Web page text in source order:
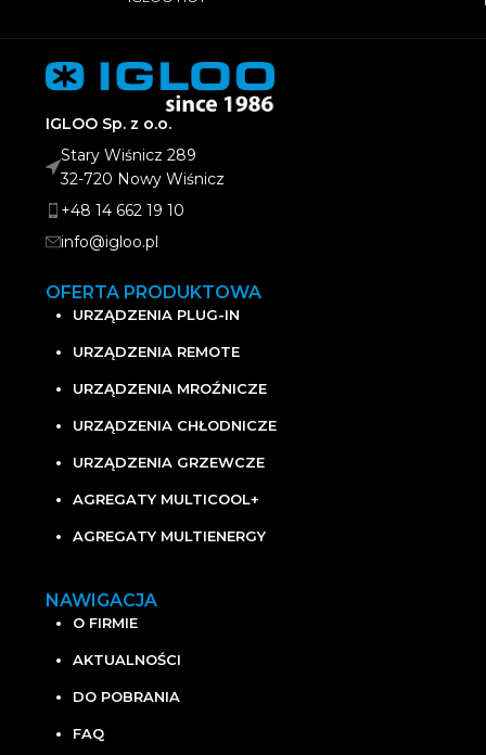
IGLOO Sp. z o.o.
Stary Wiśnicz 289
32-720 Nowy Wiśnicz
+48 14 662 19 10
info@igloo.pl
OFERTA PRODUKTOWA
URZĄDZENIA PLUG-IN
URZĄDZENIA REMOTE
URZĄDZENIA MROŹNICZE
URZĄDZENIA CHŁODNICZE
URZĄDZENIA GRZEWCZE
AGREGATY MULTICOOL+
AGREGATY MULTIENERGY
NAWIGACJA
O FIRMIE
AKTUALNOŚCI
DO POBRANIA
FAQ